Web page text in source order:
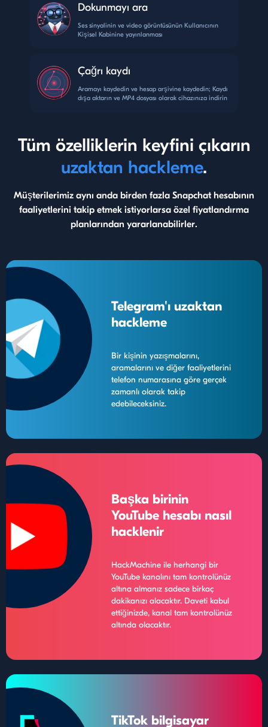
Dokunmayı ara
Ses sinyalinin ve video görüntüsünün Kullanıcının
Kişisel Kabinine yayınlanması
Çağrı kaydı
Aramayı kaydedin ve hesap arşivine kaydedin; Kaydı
dışa aktarın ve MP4 dosyası olarak cihazınıza indirin
Tüm özelliklerin keyfini çıkarın
uzaktan hackleme.
Müşterilerimiz aynı anda birden fazla Snapchat hesabının
faaliyetlerini takip etmek istiyorlarsa özel fiyatlandırma
planlarından yararlanabilirler.
Telegram'ı uzaktan
hackleme
Bir kişinin yazışmalarını,
aramalarını ve diğer faaliyetlerini
telefon numarasına göre gerçek
zamanlı olarak takip
edebileceksiniz.
Başka birinin
YouTube hesabı nasıl
hacklenir
HackMachine ile herhangi bir
YouTube kanalını tam kontrolünüz
altına almanız sadece birkaç
dakikanızı alacaktır. Daveti kabul
ettiğinizde, kanal tam kontrolünüz
altında olacaktır.
TikTok bilgisayar